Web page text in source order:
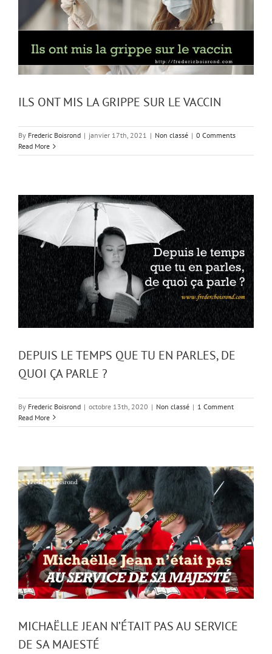
ILS ONT MIS LA GRIPPE SUR LE VACCIN
By Frederic Boisrond | janvier 17th, 2021 | Non classé | 0 Comments
Read More
DEPUIS LE TEMPS QUE TU EN PARLES, DE
QUOI ÇA PARLE ?
By Frederic Boisrond | octobre 13th, 2020 | Non classé | 1 Comment
Read More
MICHAËLLE JEAN N’ÉTAIT PAS AU SERVICE
DE SA MAJESTÉ